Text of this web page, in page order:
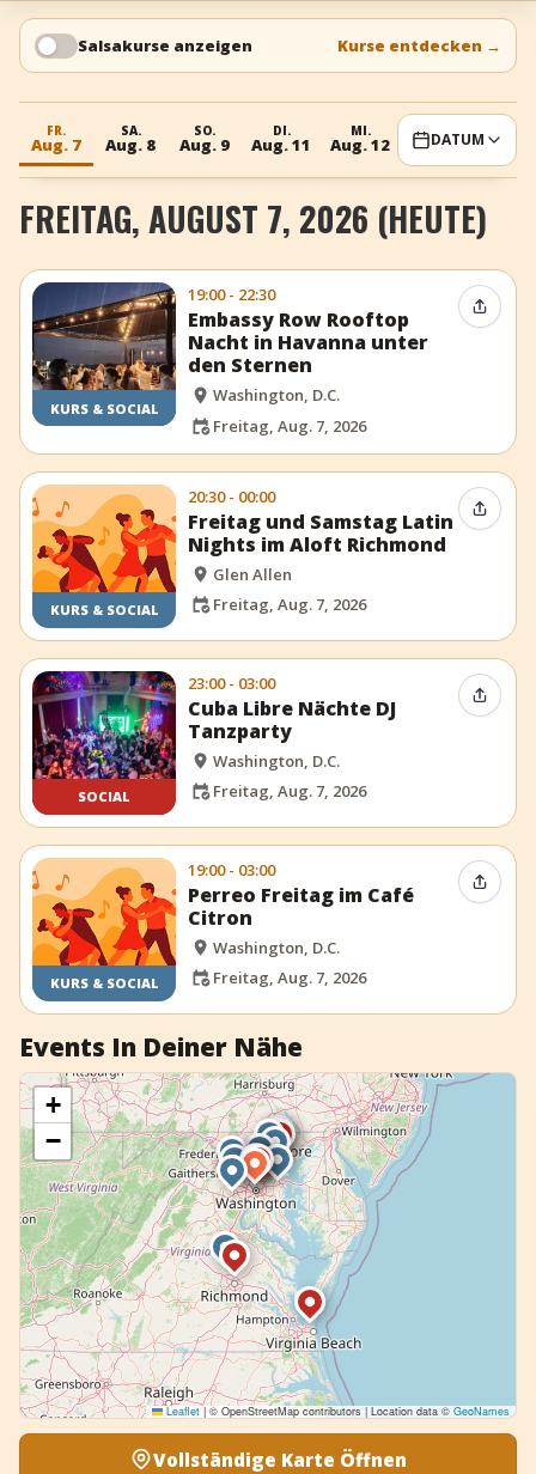
+ Event hinzufügen
Salsakurse anzeigen Kurse entdecken →
FR.
Aug. 7
SA.
Aug. 8
SO.
Aug. 9
DI.
Aug. 11
MI.
Aug. 12
DO.
Aug. 13
FR.
Aug.
DATUM
FREITAG, AUGUST 7, 2026 (HEUTE)
KURS & SOCIAL
19:00 - 22:30
Embassy Row Rooftop
Nacht in Havanna unter
den Sternen
Washington, D.C.
Freitag, Aug. 7, 2026
Event
KURS & SOCIAL
20:30 - 00:00
Freitag und Samstag Latin
Nights im Aloft Richmond
Glen Allen
Freitag, Aug. 7, 2026
Event
SOCIAL
23:00 - 03:00
Cuba Libre Nächte DJ
Tanzparty
Washington, D.C.
Freitag, Aug. 7, 2026
Event
KURS & SOCIAL
19:00 - 03:00
Perreo Freitag im Café
Citron
Washington, D.C.
Freitag, Aug. 7, 2026
Event
Events In Deiner Nähe
+
−
Leaflet | © OpenStreetMap contributors | Location data © GeoNames
Vollständige Karte Öffnen